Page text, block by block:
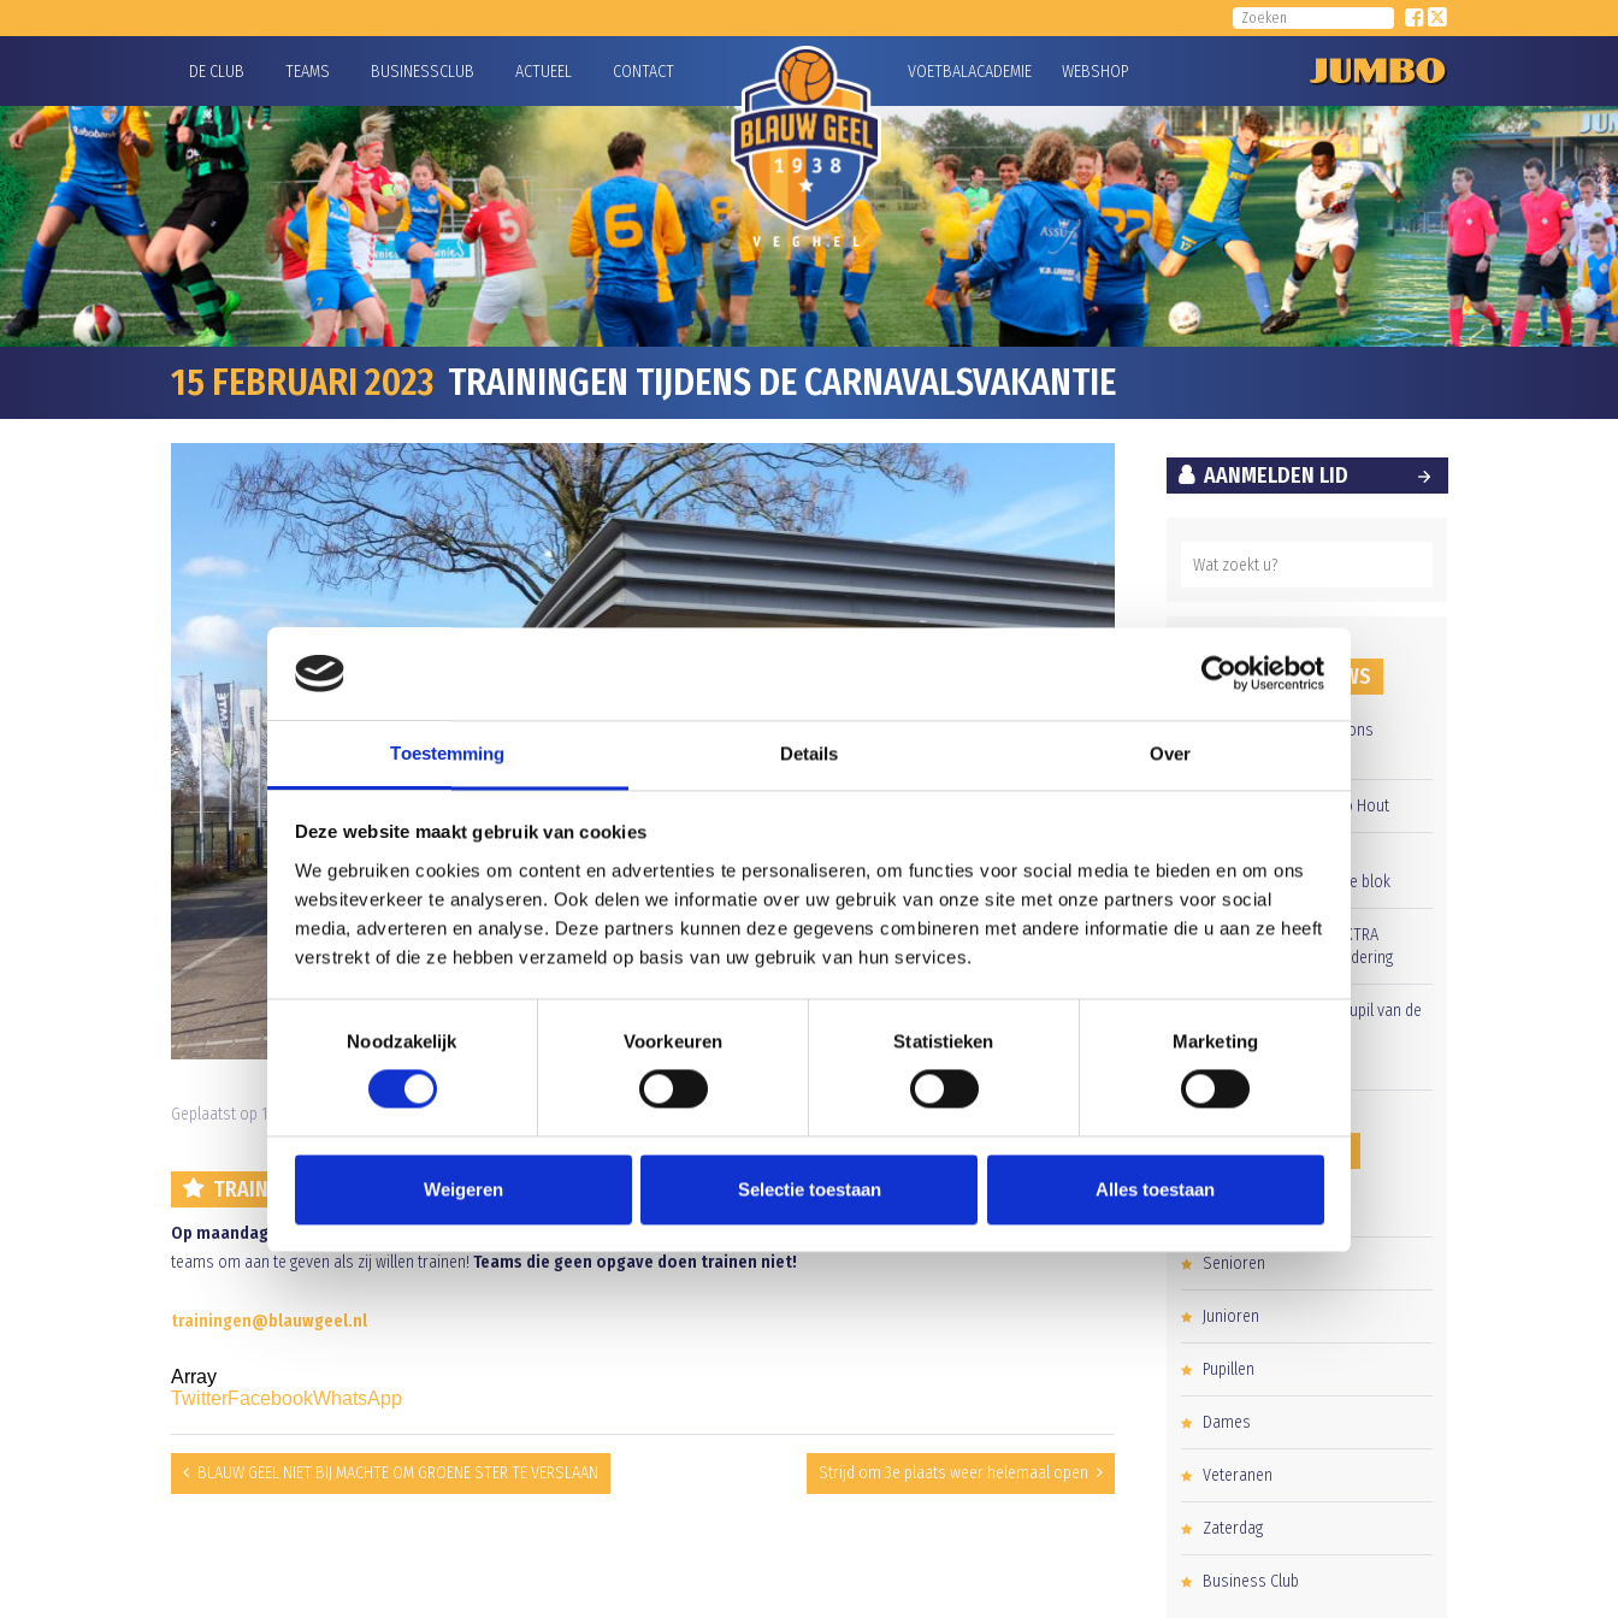
Toestemming Details Over
Deze website maakt gebruik van cookies
We gebruiken cookies om content en advertenties te personaliseren, om functies voor social media te bieden en om ons
websiteverkeer te analyseren. Ook delen we informatie over uw gebruik van onze site met onze partners voor social
media, adverteren en analyse. Deze partners kunnen deze gegevens combineren met andere informatie die u aan ze heeft
verstrekt of die ze hebben verzameld op basis van uw gebruik van hun services.
Toestemmingsselectie
Noodzakelijk
Voorkeuren Statistieken Marketing
Weigeren Selectie toestaan Alles toestaan
DE CLUB TEAMS BUSINESSCLUB ACTUEEL CONTACT VOETBALACADEMIE WEBSHOP
15 FEBRUARI 2023 TRAININGEN TIJDENS DE CARNAVALSVAKANTIE
Geplaatst op 15 februari 2023 • 21:56 •
TRAININGEN TIJDENS DE CARNAVALSVAKANTIE
Op maandag 20 februari en dinsdag 21 februari zijn alle trainingen afgelast!
teams om aan te geven als zij willen trainen! Teams die geen opgave doen trainen niet!
trainingen@blauwgeel.nl
Array
TwitterFacebookWhatsApp
BLAUW GEEL NIET BIJ MACHTE OM GROENE STER TE VERSLAAN Strijd om 3e plaats weer helemaal open
AANMELDEN LID
RECENT NIEUWS
Groot onderhoud op ons
Overwinning op Mierlo Hout
oefenwedstrijd tweede blok
Uitnodiging voor de EXTRA
Algemene Ledenvergadering
Word jij de volgende Pupil van de
Week bij BlauwGeel?
CATEGORIEËN
Senioren
Junioren
Pupillen
Dames
Veteranen
Zaterdag
Business Club